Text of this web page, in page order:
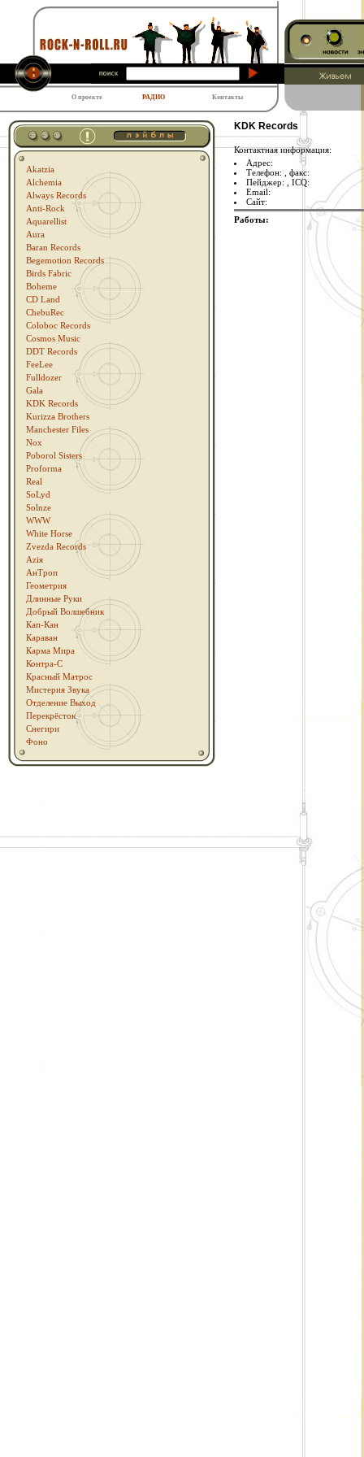
О проекте РАДИО Контакты
Akatzia
Alchemia
Always Records
Anti-Rock
Aquarellist
Aura
Baran Records
Begemotion Records
Birds Fabric
Boheme
CD Land
ChebuRec
Coloboc Records
Cosmos Music
DDT Records
FeeLee
Fulldozer
Gala
KDK Records
Kurizza Brothers
Manchester Files
Nox
Poborol Sisters
Proforma
Real
SoLyd
Solnze
WWW
White Horse
Zvezda Records
Аziя
АнТроп
Геометрия
Длинные Руки
Добрый Волшебник
Кап-Кан
Караван
Карма Мира
Контра-С
Красный Матрос
Мистерия Звука
Отделение Выход
Перекрёсток
Снегири
Фоно
KDK Records
Контактная информация:
Адрес:
Телефон:
, факс:
Пейджер:
, ICQ:
Email:
Сайт:
Работы: